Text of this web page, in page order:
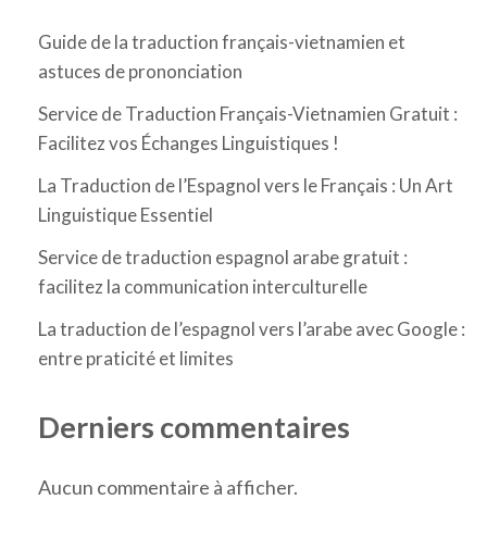
Guide de la traduction français-vietnamien et
astuces de prononciation
Service de Traduction Français-Vietnamien Gratuit :
Facilitez vos Échanges Linguistiques !
La Traduction de l’Espagnol vers le Français : Un Art
Linguistique Essentiel
Service de traduction espagnol arabe gratuit :
facilitez la communication interculturelle
La traduction de l’espagnol vers l’arabe avec Google :
entre praticité et limites
Derniers commentaires
Aucun commentaire à afficher.